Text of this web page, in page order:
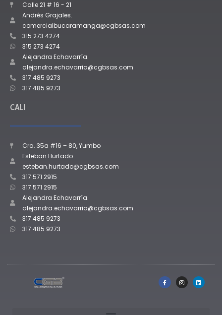
Calle 21 # 16 - 21
Andrés Grajales.
comercialbucaramanga@cgbsas.com
315 273 4274
315 273 4274
Alejandra Echavarría.
alejandra.echavarria@cgbsas.com
317 485 9273
317 485 9273
CALI
Cra. 35a #16 – 80, Yumbo
Esteban Hurtado.
esteban.hurtado@cgbsas.com
317 571 2915
317 571 2915
Alejandra Echavarría.
alejandra.echavarria@cgbsas.com
317 485 9273
317 485 9273